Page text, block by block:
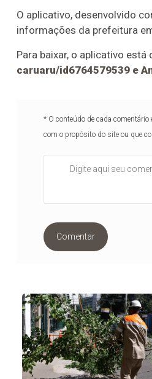
O aplicativo, desenvolvido
informações da prefeitura
Para baixar, o aplicativo está
caruaru/id6764579539 e
* O conteúdo de cada
com o propósito do site ou que
Comentar